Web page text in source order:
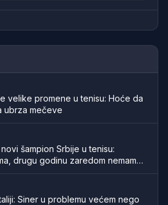
velike promene u tenisu: Hoće da
ubrza mečeve
šampion Srbije u tenisu:
drugu godinu zaredom nemamo
Siner u problemu većem nego